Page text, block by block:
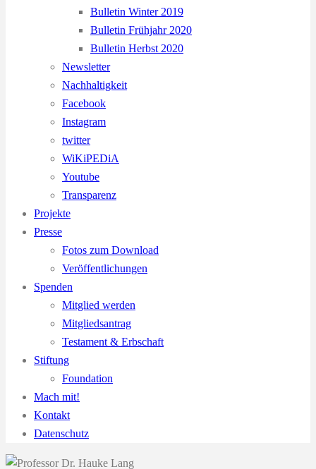
Bulletin Winter 2019
Bulletin Frühjahr 2020
Bulletin Herbst 2020
Newsletter
Nachhaltigkeit
Facebook
Instagram
twitter
WiKiPEDiA
Youtube
Transparenz
Projekte
Presse
Fotos zum Download
Veröffentlichungen
Spenden
Mitglied werden
Mitgliedsantrag
Testament & Erbschaft
Stiftung
Foundation
Mach mit!
Kontakt
Datenschutz